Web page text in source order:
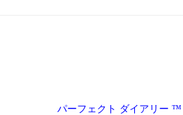
パーフェクト ダイアリー ™